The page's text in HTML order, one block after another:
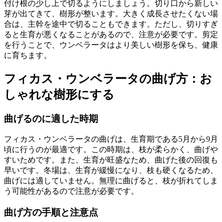
付け根の少し上で切るようにしましょう。切り口から新しい
芽が出てきて、樹形が整います。大きく成長させたくない場
合は、主幹を途中で切ることもできます。ただし、切りすぎ
ると生育が悪くなることがあるので、注意が必要です。剪定
を行うことで、ウンベラータはより美しい樹形を保ち、健康
に育ちます。
フィカス・ウンベラータの曲げ方：お
しゃれな樹形にする
曲げるのに適した時期
フィカス・ウンベラータの曲げは、生育期である5月から9月
頃に行うのが最適です。この時期は、枝が柔らかく、曲げや
すいためです。また、生育が旺盛なため、曲げた後の回復も
早いです。冬場は、生育が緩慢になり、枝も硬くなるため、
曲げには適していません。無理に曲げると、枝が折れてしま
う可能性があるので注意が必要です。
曲げ方の手順と注意点